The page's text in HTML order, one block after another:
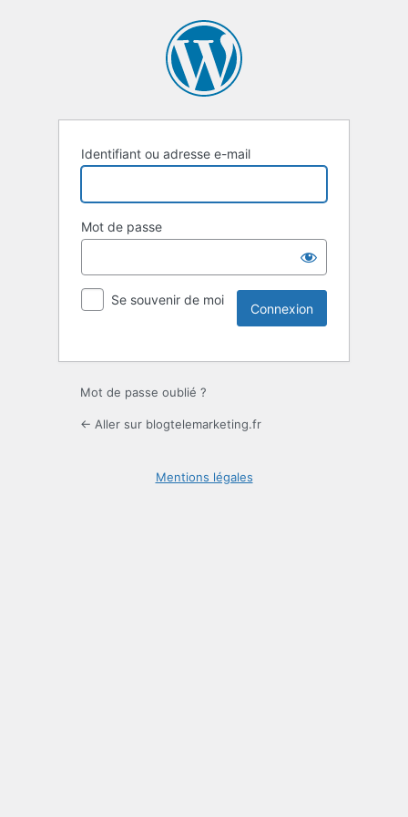
Identifiant ou adresse e-mail
Mot de passe
Se souvenir de moi
Mot de passe oublié ?
← Aller sur blogtelemarketing.fr
Mentions légales